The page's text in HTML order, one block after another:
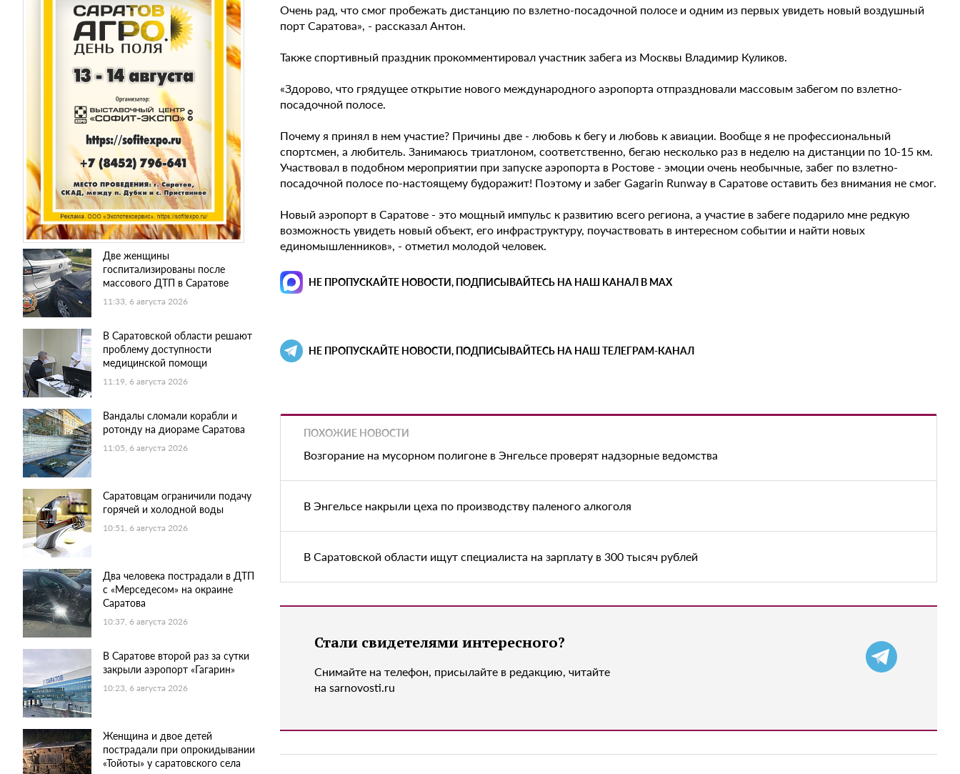
Две женщины
госпитализированы после
массового ДТП в Саратове
11:33, 6 августа 2026
В Саратовской области решают
проблему доступности
медицинской помощи
11:19, 6 августа 2026
Вандалы сломали корабли и
ротонду на диораме Саратова
11:05, 6 августа 2026
Саратовцам ограничили подачу
горячей и холодной воды
10:51, 6 августа 2026
Два человека пострадали в ДТП
с «Мерседесом» на окраине
Саратова
10:37, 6 августа 2026
В Саратове второй раз за сутки
закрыли аэропорт «Гагарин»
10:23, 6 августа 2026
Женщина и двое детей
пострадали при опрокидывании
«Тойоты» у саратовского села
Очень рад, что смог пробежать дистанцию по взлетно-посадочной полосе и одним из первых увидеть новый воздушный
порт Саратова», - рассказал Антон.
Также спортивный праздник прокомментировал участник забега из Москвы Владимир Куликов.
«Здорово, что грядущее открытие нового международного аэропорта отпраздновали массовым забегом по взлетно-
посадочной полосе.
Почему я принял в нем участие? Причины две - любовь к бегу и любовь к авиации. Вообще я не профессиональный
спортсмен, а любитель. Занимаюсь триатлоном, соответственно, бегаю несколько раз в неделю на дистанции по 10-15 км.
Участвовал в подобном мероприятии при запуске аэропорта в Ростове - эмоции очень необычные, забег по взлетно-
посадочной полосе по-настоящему будоражит! Поэтому и забег Gagarin Runway в Саратове оставить без внимания не смог.
Новый аэропорт в Саратове - это мощный импульс к развитию всего региона, а участие в забеге подарило мне редкую
возможность увидеть новый объект, его инфраструктуру, поучаствовать в интересном событии и найти новых
единомышленников», - отметил молодой человек.
НЕ ПРОПУСКАЙТЕ НОВОСТИ, ПОДПИСЫВАЙТЕСЬ НА НАШ КАНАЛ В MAX
НЕ ПРОПУСКАЙТЕ НОВОСТИ, ПОДПИСЫВАЙТЕСЬ НА НАШ ТЕЛЕГРАМ-КАНАЛ
ПОХОЖИЕ НОВОСТИ
Возгорание на мусорном полигоне в Энгельсе проверят надзорные ведомства
В Энгельсе накрыли цеха по производству паленого алкоголя
В Саратовской области ищут специалиста на зарплату в 300 тысяч рублей
Стали свидетелями интересного?
Снимайте на телефон, присылайте в редакцию, читайте
на sarnovosti.ru